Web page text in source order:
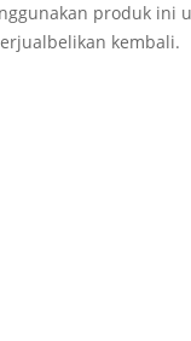
produk ini
kembali.